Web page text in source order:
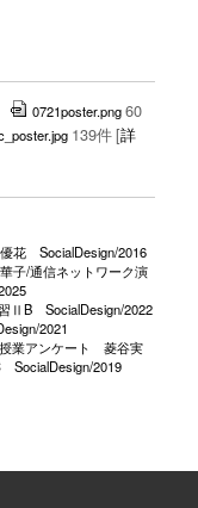
0721poster.png60
139件[詳
花
SocialDesign/2016
子/通信ネットワーク演
ⅡB
SocialDesign/2022
2021
授業アンケート
菱谷実
SocialDesign/2019